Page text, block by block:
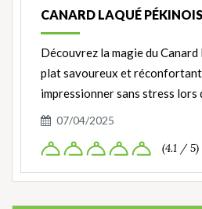
CANARD LAQUÉ PÉKINOIS
Découvrez la magie du Canard
plat savoureux et
impressionner sans stress lors
07/04/2025
(4.1 / 5)